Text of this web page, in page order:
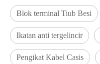
Blok terminal Tiub Besi
Ikatan anti tergelincir
Pengikat Kabel Casis